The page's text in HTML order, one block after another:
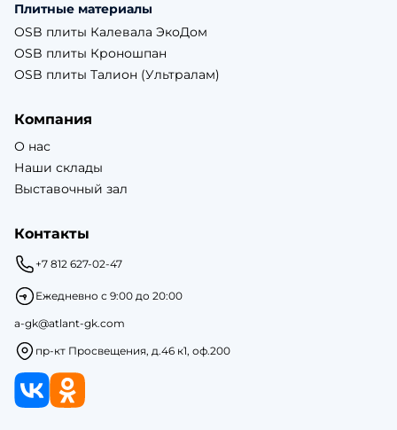
Плитные материалы
OSB плиты Калевала ЭкоДом
OSB плиты Кроношпан
OSB плиты Талион (Ультралам)
Компания
О нас
Наши склады
Выставочный зал
Контакты
+7 812 627-02-47
Ежедневно с 9:00 до 20:00
a-gk@atlant-gk.com
пр-кт Просвещения, д.46 к1, оф.200